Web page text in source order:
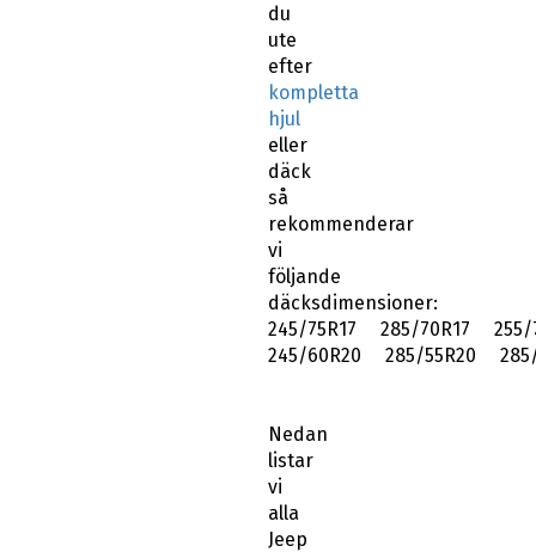
du
ute
efter
kompletta
hjul
eller
däck
så
rekommenderar
vi
följande
däcksdimensioner:
245/75R17 285/70R17 255/
245/60R20 285/55R20 285/
Nedan
listar
vi
alla
Jeep